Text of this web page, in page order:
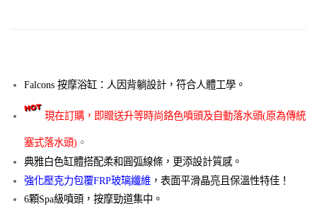
Falcons 按摩浴缸： 人因背躺設計，符合人體工學。
現在訂購，即贈送升等時尚鉻色噴頭及自動落水頭(原為傳統
塞式落水頭) 。
典雅白色缸體搭配柔和圓弧線條，更添設計質感。
強化壓克力包覆FRP玻璃纖維，表面平滑晶亮且保溫性特佳！
6顆Spa級噴頭，按摩勁道集中。